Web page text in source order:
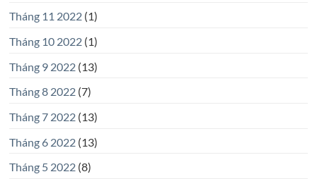
Tháng 11 2022(1)
Tháng 10 2022(1)
Tháng 9 2022(13)
Tháng 8 2022(7)
Tháng 7 2022(13)
Tháng 6 2022(13)
Tháng 5 2022(8)